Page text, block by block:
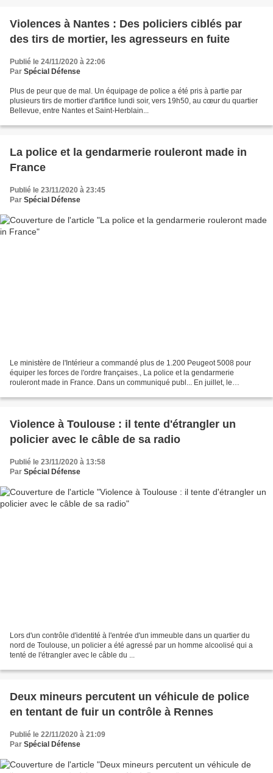
Violences à Nantes : Des policiers ciblés par
des tirs de mortier, les agresseurs en fuite
Publié le 24/11/2020 à 22:06
Par Spécial Défense
Plus de peur que de mal. Un équipage de police a été pris à partie par
plusieurs tirs de mortier d'artifice lundi soir, vers 19h50, au cœur du quartier
Bellevue, entre Nantes et Saint-Herblain...
La police et la gendarmerie rouleront made in
France
Publié le 23/11/2020 à 23:45
Par Spécial Défense
Le ministère de l'Intérieur a commandé plus de 1.200 Peugeot 5008 pour
équiper les forces de l'ordre françaises., La police et la gendarmerie
rouleront made in France. Dans un communiqué publ... En juillet, le
Violence à Toulouse : il tente d'étrangler un
policier avec le câble de sa radio
Publié le 23/11/2020 à 13:58
Par Spécial Défense
Lors d'un contrôle d'identité à l'entrée d'un immeuble dans un quartier du
nord de Toulouse, un policier a été agressé par un homme alcoolisé qui a
tenté de l'étrangler avec le câble du ...
Deux mineurs percutent un véhicule de police
en tentant de fuir un contrôle à Rennes
Publié le 22/11/2020 à 21:09
Par Spécial Défense